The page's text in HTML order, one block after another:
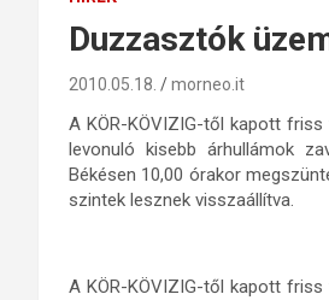
Duzzasztók
2010.05.18. morneo.it
A KÖR-KÖVIZIG-től kapott
levonuló kisebb árhullámok
Békésen 10,00 órakor
szintek lesznek visszaállítva.
A KÖR-KÖVIZIG-től kapott